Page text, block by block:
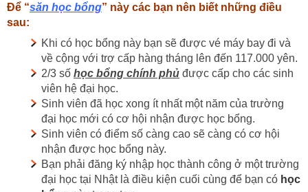
Để “săn học bổng” này các bạn nên biết những điều
sau:
Khi có học bổng này bạn sẽ được vé máy bay đi và
về cộng với trợ cấp hàng tháng lên đến 117.000 yên.
2/3 số học bổng chính phủ được cấp cho các sinh
viên hệ đại học.
Sinh viên đã học xong ít nhất một năm của trường
đại học mới có cơ hội nhận được học bổng.
Sinh viên có điểm số càng cao sẽ càng có cơ hội
nhận được học bổng này.
Bạn phải đăng ký nhập học thành công ở một trường
đại học tại Nhật là điều kiện cuối cùng để bạn có học